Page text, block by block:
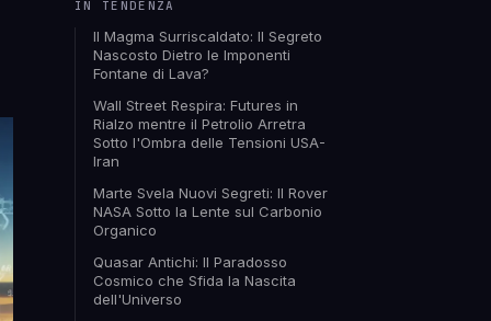
IN TENDENZA
Il Magma Surriscaldato: Il Segreto
Nascosto Dietro le Imponenti
Fontane di Lava?
Wall Street Respira: Futures in
Rialzo mentre il Petrolio Arretra
Sotto l'Ombra delle Tensioni USA-
Iran
Marte Svela Nuovi Segreti: Il Rover
NASA Sotto la Lente sul Carbonio
Organico
Quasar Antichi: Il Paradosso
Cosmico che Sfida la Nascita
dell'Universo